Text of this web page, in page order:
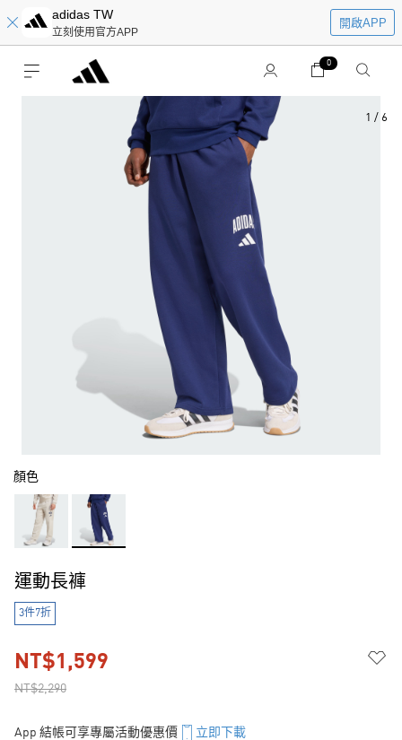
adidas TW
立刻使用官方APP
開啟APP
0
1 / 6
顏色
運動長褲
3件7折
NT$2,290
NT$1,599
App 結帳可享專屬活動優惠價 立即下載